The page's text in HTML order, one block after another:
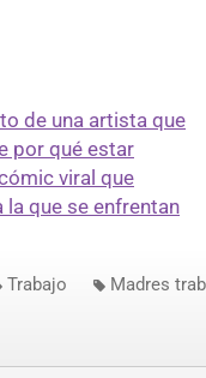
de una artista que
por qué estar
viral que
que se enfrentan
Trabajo Madres